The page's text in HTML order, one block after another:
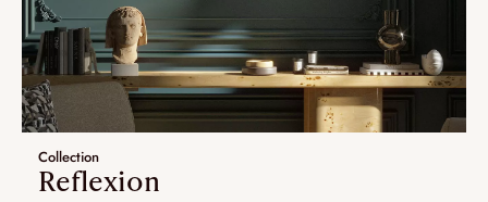
Collection
Reflexion